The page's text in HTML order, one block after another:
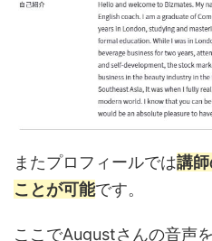
またプロフィールでは講
ことが可能です。
ここでAugustさんの音声